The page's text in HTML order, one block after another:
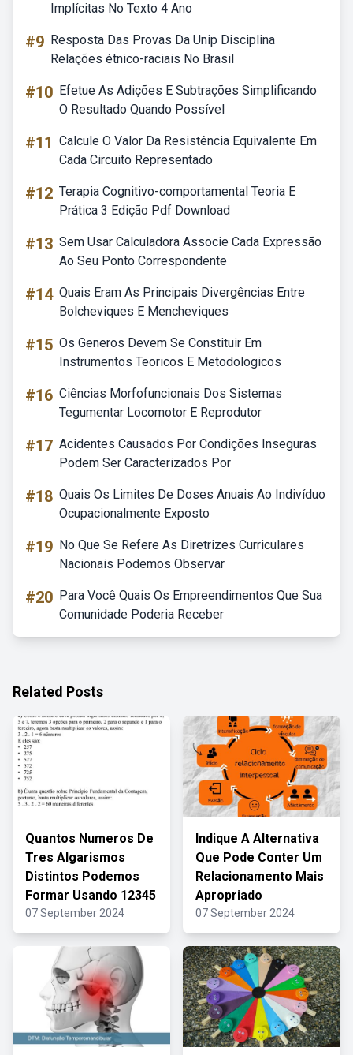
Implícitas No Texto 4 Ano
#9 Resposta Das Provas Da Unip Disciplina
Relações étnico-raciais No Brasil
#10 Efetue As Adições E Subtrações Simplificando
O Resultado Quando Possível
#11 Calcule O Valor Da Resistência Equivalente Em
Cada Circuito Representado
#12 Terapia Cognitivo-comportamental Teoria E
Prática 3 Edição Pdf Download
#13 Sem Usar Calculadora Associe Cada Expressão
Ao Seu Ponto Correspondente
#14 Quais Eram As Principais Divergências Entre
Bolcheviques E Mencheviques
#15 Os Generos Devem Se Constituir Em
Instrumentos Teoricos E Metodologicos
#16 Ciências Morfofuncionais Dos Sistemas
Tegumentar Locomotor E Reprodutor
#17 Acidentes Causados Por Condições Inseguras
Podem Ser Caracterizados Por
#18 Quais Os Limites De Doses Anuais Ao Indivíduo
Ocupacionalmente Exposto
#19 No Que Se Refere As Diretrizes Curriculares
Nacionais Podemos Observar
#20 Para Você Quais Os Empreendimentos Que Sua
Comunidade Poderia Receber
Related Posts
Quantos Numeros De
Tres Algarismos
Distintos Podemos
Formar Usando 12345
07 September 2024
Indique A Alternativa
Que Pode Conter Um
Relacionamento Mais
Apropriado
07 September 2024